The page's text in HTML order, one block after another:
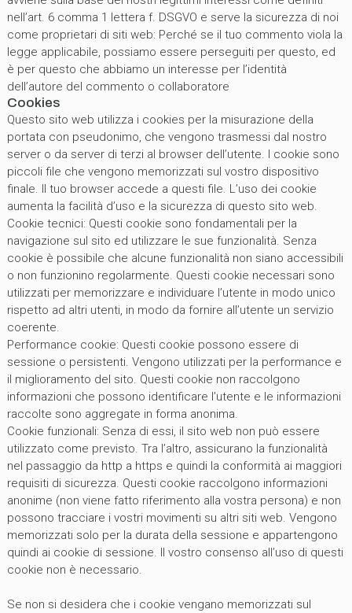
nell’art. 6 comma 1 lettera f. DSGVO e serve la sicurezza di noi
come proprietari di siti web: Perché se il tuo commento viola la
legge applicabile, possiamo essere perseguiti per questo, ed
è per questo che abbiamo un interesse per l’identità
dell’autore del commento o collaboratore
Cookies
Questo sito web utilizza i cookies per la misurazione della
portata con pseudonimo, che vengono trasmessi dal nostro
server o da server di terzi al browser dell’utente. I cookie sono
piccoli file che vengono memorizzati sul vostro dispositivo
finale. Il tuo browser accede a questi file. L’uso dei cookie
aumenta la facilità d’uso e la sicurezza di questo sito web.
Cookie tecnici: Questi cookie sono fondamentali per la
navigazione sul sito ed utilizzare le sue funzionalità. Senza
cookie è possibile che alcune funzionalità non siano accessibili
o non funzionino regolarmente. Questi cookie necessari sono
utilizzati per memorizzare e individuare l’utente in modo unico
rispetto ad altri utenti, in modo da fornire all’utente un servizio
coerente.
Performance cookie: Questi cookie possono essere di
sessione o persistenti. Vengono utilizzati per la performance e
il miglioramento del sito. Questi cookie non raccolgono
informazioni che possono identificare l’utente e le informazioni
raccolte sono aggregate in forma anonima.
Cookie funzionali: Senza di essi, il sito web non può essere
utilizzato come previsto. Tra l’altro, assicurano la funzionalità
nel passaggio da http a https e quindi la conformità ai maggiori
requisiti di sicurezza. Questi cookie raccolgono informazioni
anonime (non viene fatto riferimento alla vostra persona) e non
possono tracciare i vostri movimenti su altri siti web. Vengono
memorizzati solo per la durata della sessione e appartengono
quindi ai cookie di sessione. Il vostro consenso all’uso di questi
cookie non è necessario.
Se non si desidera che i cookie vengano memorizzati sul